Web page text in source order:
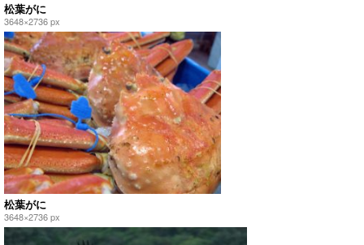
松葉がに
3648×2736 px
松葉がに
3648×2736 px